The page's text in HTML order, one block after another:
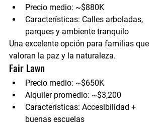
Precio medio: ~$880K
Características: Calles arboladas,
parques y ambiente tranquilo
Una excelente opción para familias que
valoran la paz y la naturaleza.
Fair Lawn
Precio medio: ~$650K
Alquiler promedio: ~$3,200
Características: Accesibilidad +
buenas escuelas